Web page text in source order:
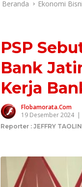
Beranda Ekonomi
PSP
Bank
Kerja
Flobamorata.com
19 Desember 2024 |
Reporter : JEFFRY TAOLIN